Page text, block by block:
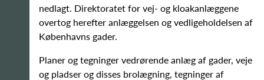
nedlagt. Direktoratet for vej- og kloakanlæggene
overtog herefter anlæggelsen og vedligeholdelsen af
Københavns gader.
Planer og tegninger vedrørende anlæg af gader, veje
og pladser og disses brolægning, tegninger af